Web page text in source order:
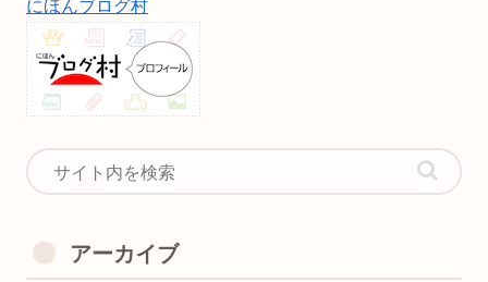
にほんブログ村
アーカイブ